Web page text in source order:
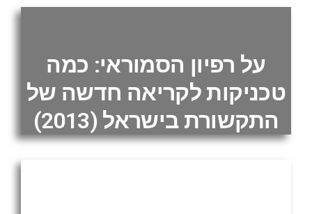
על רפיון הסמוראי: כמה
טכניקות לקריאה חדשה של
התקשורת בישראל (2013)